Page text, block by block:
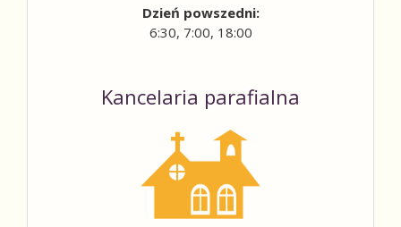
Dzień powszedni:
6:30, 7:00, 18:00
Kancelaria parafialna